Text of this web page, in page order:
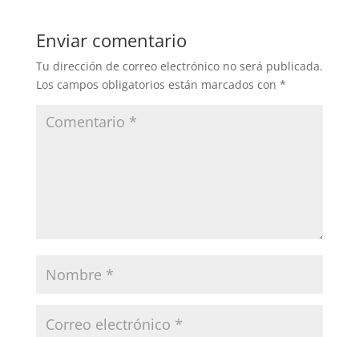
Enviar comentario
Tu dirección de correo electrónico no será publicada.
Los campos obligatorios están marcados con *